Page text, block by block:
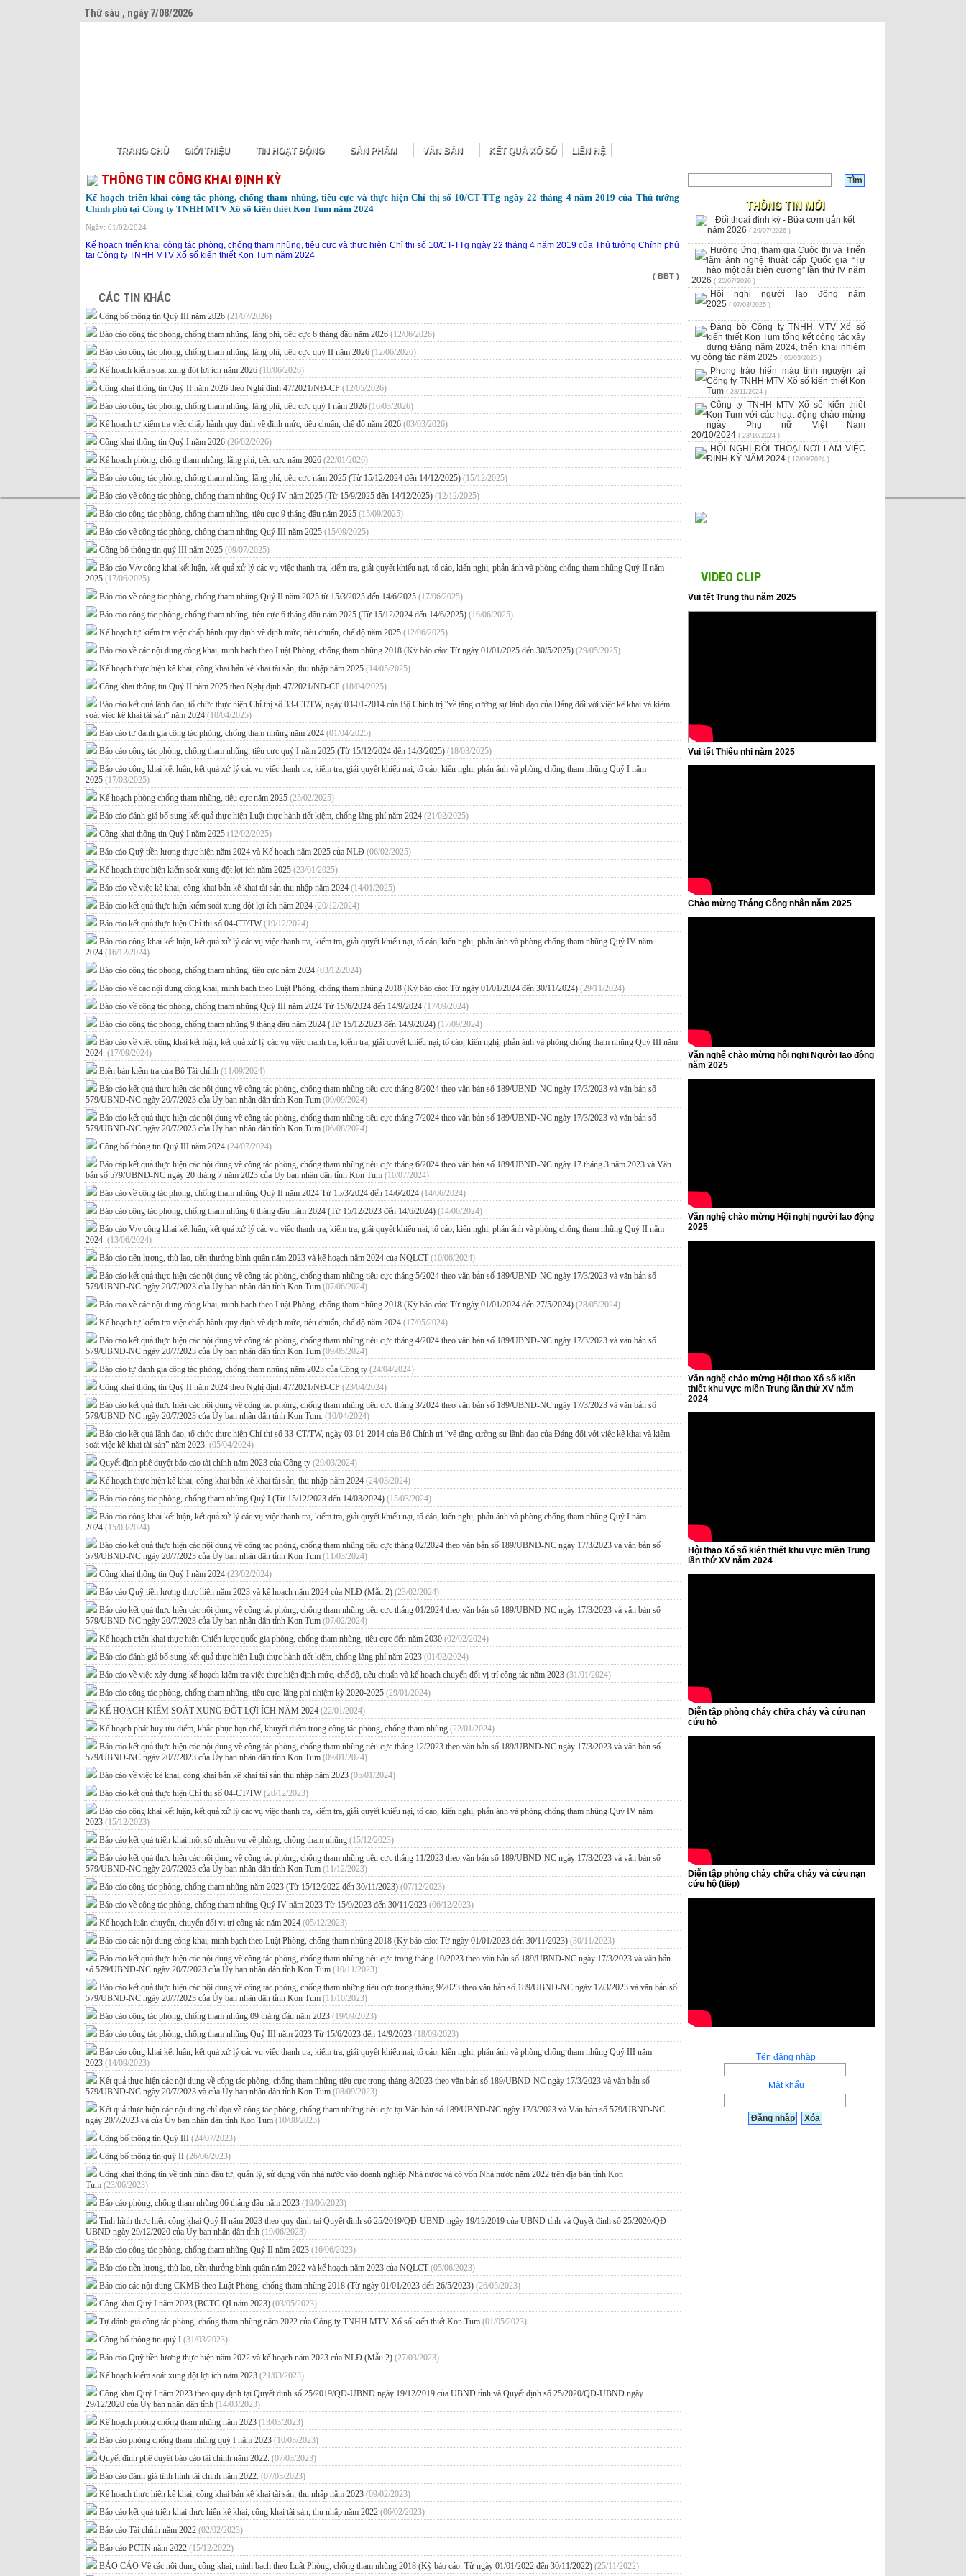
Thứ sáu , ngày 7/08/2026
TRANG CHỦ GIỚI THIỆU TIN HOẠT ĐỘNG SẢN PHẨM VĂN BẢN KẾT QUẢ XỔ SỐ LIÊN HỆ
THÔNG TIN MỚI
Đối thoại định kỳ - Bữa cơm gắn kết
năm 2026 ( 29/07/2026 )
Hưởng ứng, tham gia Cuộc thi và Triển
lãm ảnh nghệ thuật cấp Quốc gia “Tự
hào một dải biên cương” lần thứ IV năm
2026 ( 20/07/2026 )
Hội nghị người lao động năm
2025 ( 07/03/2025 )
Đảng bộ Công ty TNHH MTV Xổ số
kiến thiết Kon Tum tổng kết công tác xây
dựng Đảng năm 2024, triển khai nhiệm
vụ công tác năm 2025 ( 05/03/2025 )
Phong trào hiến máu tình nguyện tại
Công ty TNHH MTV Xổ số kiến thiết Kon
Tum ( 28/11/2024 )
Công ty TNHH MTV Xổ số kiến thiết
Kon Tum với các hoạt động chào mừng
ngày Phụ nữ Việt Nam
20/10/2024 ( 23/10/2024 )
HỘI NGHỊ ĐỐI THOẠI NƠI LÀM VIỆC
ĐỊNH KỲ NĂM 2024 ( 12/09/2024 )
VIDEO CLIP
Vui tết Trung thu năm 2025
Vui tết Thiếu nhi năm 2025
Chào mừng Tháng Công nhân năm 2025
Văn nghệ chào mừng hội nghị Người lao động
năm 2025
Văn nghệ chào mừng Hội nghị người lao động
2025
Văn nghệ chào mừng Hội thao Xổ số kiến
thiết khu vực miền Trung lần thứ XV năm
2024
Hội thao Xổ số kiến thiết khu vực miền Trung
lần thứ XV năm 2024
Diễn tập phòng cháy chữa cháy và cứu nạn
cứu hộ
Diễn tập phòng cháy chữa cháy và cứu nạn
cứu hộ (tiếp)
Tên đăng nhập
Mật khẩu
THÔNG TIN CÔNG KHAI ĐỊNH KỲ
Kế hoạch triển khai công tác phòng, chống tham nhũng, tiêu cực và thực hiện Chỉ thị số 10/CT-TTg ngày 22 tháng 4 năm 2019 của Thủ tướng
Chính phủ tại Công ty TNHH MTV Xổ số kiến thiết Kon Tum năm 2024
Ngày: 01/02/2024
Kế hoạch triển khai công tác phòng, chống tham nhũng, tiêu cực và thực hiện Chỉ thị số 10/CT-TTg ngày 22 tháng 4 năm 2019 của Thủ tướng Chính phủ
tại Công ty TNHH MTV Xổ số kiến thiết Kon Tum năm 2024
( BBT )
CÁC TIN KHÁC
Công bố thông tin Quý III năm 2026 (21/07/2026)
Báo cáo công tác phòng, chống tham nhũng, lãng phí, tiêu cực 6 tháng đầu năm 2026 (12/06/2026)
Báo cáo công tác phòng, chống tham nhũng, lãng phí, tiêu cực quý II năm 2026 (12/06/2026)
Kế hoạch kiểm soát xung đột lợi ích năm 2026 (10/06/2026)
Công khai thông tin Quý II năm 2026 theo Nghị định 47/2021/NĐ-CP (12/05/2026)
Báo cáo công tác phòng, chống tham nhũng, lãng phí, tiêu cực quý I năm 2026 (16/03/2026)
Kế hoạch tự kiểm tra việc chấp hành quy định về định mức, tiêu chuẩn, chế độ năm 2026 (03/03/2026)
Công khai thông tin Quý I năm 2026 (26/02/2026)
Kế hoạch phòng, chống tham nhũng, lãng phí, tiêu cực năm 2026 (22/01/2026)
Báo cáo công tác phòng, chống tham nhũng, lãng phí, tiêu cực năm 2025 (Từ 15/12/2024 đến 14/12/2025) (15/12/2025)
Báo cáo về công tác phòng, chống tham nhũng Quý IV năm 2025 (Từ 15/9/2025 đến 14/12/2025) (12/12/2025)
Báo cáo công tác phòng, chống tham nhũng, tiêu cực 9 tháng đầu năm 2025 (15/09/2025)
Báo cáo về công tác phòng, chống tham nhũng Quý III năm 2025 (15/09/2025)
Công bố thông tin quý III năm 2025 (09/07/2025)
Báo cáo V/v công khai kết luận, kết quả xử lý các vụ việc thanh tra, kiểm tra, giải quyết khiếu nại, tố cáo, kiến nghị, phản ánh và phòng chống tham nhũng Quý II năm
2025 (17/06/2025)
Báo cáo về công tác phòng, chống tham nhũng Quý II năm 2025 từ 15/3/2025 đến 14/6/2025 (17/06/2025)
Báo cáo công tác phòng, chống tham nhũng, tiêu cực 6 tháng đầu năm 2025 (Từ 15/12/2024 đến 14/6/2025) (16/06/2025)
Kế hoạch tự kiểm tra việc chấp hành quy định về định mức, tiêu chuẩn, chế độ năm 2025 (12/06/2025)
Báo cáo về các nội dung công khai, minh bạch theo Luật Phòng, chống tham nhũng 2018 (Kỳ báo cáo: Từ ngày 01/01/2025 đến 30/5/2025) (29/05/2025)
Kế hoạch thực hiện kê khai, công khai bản kê khai tài sản, thu nhập năm 2025 (14/05/2025)
Công khai thông tin Quý II năm 2025 theo Nghị định 47/2021/NĐ-CP (18/04/2025)
Báo cáo kết quả lãnh đạo, tổ chức thực hiện Chỉ thị số 33-CT/TW, ngày 03-01-2014 của Bộ Chính trị “về tăng cường sự lãnh đạo của Đảng đối với việc kê khai và kiểm
soát việc kê khai tài sản” năm 2024 (10/04/2025)
Báo cáo tự đánh giá công tác phòng, chống tham nhũng năm 2024 (01/04/2025)
Báo cáo công tác phòng, chống tham nhũng, tiêu cực quý I năm 2025 (Từ 15/12/2024 đến 14/3/2025) (18/03/2025)
Báo cáo công khai kết luận, kết quả xử lý các vụ việc thanh tra, kiểm tra, giải quyết khiếu nại, tố cáo, kiến nghị, phản ánh và phòng chống tham nhũng Quý I năm
2025 (17/03/2025)
Kế hoạch phòng chống tham nhũng, tiêu cực năm 2025 (25/02/2025)
Báo cáo đánh giá bổ sung kết quả thực hiện Luật thực hành tiết kiệm, chống lãng phí năm 2024 (21/02/2025)
Công khai thông tin Quý I năm 2025 (12/02/2025)
Báo cáo Quỹ tiền lương thực hiện năm 2024 và Kế hoạch năm 2025 của NLĐ (06/02/2025)
Kế hoạch thực hiện kiểm soát xung đột lợi ích năm 2025 (23/01/2025)
Báo cáo về việc kê khai, công khai bản kê khai tài sản thu nhập năm 2024 (14/01/2025)
Báo cáo kết quả thực hiện kiểm soát xung đột lợi ích năm 2024 (20/12/2024)
Báo cáo kết quả thực hiện Chỉ thị số 04-CT/TW (19/12/2024)
Báo cáo công khai kết luận, kết quả xử lý các vụ việc thanh tra, kiểm tra, giải quyết khiếu nại, tố cáo, kiến nghị, phản ánh và phòng chống tham nhũng Quý IV năm
2024 (16/12/2024)
Báo cáo công tác phòng, chống tham nhũng, tiêu cực năm 2024 (03/12/2024)
Báo cáo về các nội dung công khai, minh bạch theo Luật Phòng, chống tham nhũng 2018 (Kỳ báo cáo: Từ ngày 01/01/2024 đến 30/11/2024) (29/11/2024)
Báo cáo về công tác phòng, chống tham nhũng Quý III năm 2024 Từ 15/6/2024 đến 14/9/2024 (17/09/2024)
Báo cáo công tác phòng, chống tham nhũng 9 tháng đầu năm 2024 (Từ 15/12/2023 đến 14/9/2024) (17/09/2024)
Báo cáo về việc công khai kết luận, kết quả xử lý các vụ việc thanh tra, kiểm tra, giải quyết khiếu nại, tố cáo, kiến nghị, phản ánh và phòng chống tham nhũng Quý III năm
2024. (17/09/2024)
Biên bản kiểm tra của Bộ Tài chính (11/09/2024)
Báo cáo kết quả thực hiện các nội dung về công tác phòng, chống tham nhũng tiêu cực tháng 8/2024 theo văn bản số 189/UBND-NC ngày 17/3/2023 và văn bản số
579/UBND-NC ngày 20/7/2023 của Ủy ban nhân dân tỉnh Kon Tum (09/09/2024)
Báo cáo kết quả thực hiện các nội dung về công tác phòng, chống tham nhũng tiêu cực tháng 7/2024 theo văn bản số 189/UBND-NC ngày 17/3/2023 và văn bản số
579/UBND-NC ngày 20/7/2023 của Ủy ban nhân dân tỉnh Kon Tum (06/08/2024)
Công bố thông tin Quý III năm 2024 (24/07/2024)
Báo cáp kết quả thực hiện các nội dung về công tác phòng, chống tham nhũng tiêu cực tháng 6/2024 theo văn bản số 189/UBND-NC ngày 17 tháng 3 năm 2023 và Văn
bản số 579/UBND-NC ngày 20 tháng 7 năm 2023 của Ủy ban nhân dân tỉnh Kon Tum (10/07/2024)
Báo cáo về công tác phòng, chống tham nhũng Quý II năm 2024 Từ 15/3/2024 đến 14/6/2024 (14/06/2024)
Báo cáo công tác phòng, chống tham nhũng 6 tháng đầu năm 2024 (Từ 15/12/2023 đến 14/6/2024) (14/06/2024)
Báo cáo V/v công khai kết luận, kết quả xử lý các vụ việc thanh tra, kiểm tra, giải quyết khiếu nại, tố cáo, kiến nghị, phản ánh và phòng chống tham nhũng Quý II năm
2024. (13/06/2024)
Báo cáo tiền lương, thù lao, tiền thưởng bình quân năm 2023 và kế hoạch năm 2024 của NQLCT(10/06/2024)
Báo cáo kết quả thực hiện các nội dung về công tác phòng, chống tham nhũng tiêu cực tháng 5/2024 theo văn bản số 189/UBND-NC ngày 17/3/2023 và văn bản số
579/UBND-NC ngày 20/7/2023 của Ủy ban nhân dân tỉnh Kon Tum (07/06/2024)
Báo cáo về các nội dung công khai, minh bạch theo Luật Phòng, chống tham nhũng 2018 (Kỳ báo cáo: Từ ngày 01/01/2024 đến 27/5/2024) (28/05/2024)
Kế hoạch tự kiểm tra việc chấp hành quy định về định mức, tiêu chuẩn, chế độ năm 2024 (17/05/2024)
Báo cáo kết quả thực hiện các nội dung về công tác phòng, chống tham nhũng tiêu cực tháng 4/2024 theo văn bản số 189/UBND-NC ngày 17/3/2023 và văn bản số
579/UBND-NC ngày 20/7/2023 của Ủy ban nhân dân tỉnh Kon Tum (09/05/2024)
Báo cáo tự đánh giá công tác phòng, chống tham nhũng năm 2023 của Công ty (24/04/2024)
Công khai thông tin Quý II năm 2024 theo Nghị định 47/2021/NĐ-CP (23/04/2024)
Báo cáo kết quả thực hiện các nội dung về công tác phòng, chống tham nhũng tiêu cực tháng 3/2024 theo văn bản số 189/UBND-NC ngày 17/3/2023 và văn bản số
579/UBND-NC ngày 20/7/2023 của Ủy ban nhân dân tỉnh Kon Tum. (10/04/2024)
Báo cáo kết quả lãnh đạo, tổ chức thực hiện Chỉ thị số 33-CT/TW, ngày 03-01-2014 của Bộ Chính trị “về tăng cường sự lãnh đạo của Đảng đối với việc kê khai và kiểm
soát việc kê khai tài sản” năm 2023. (05/04/2024)
Quyết định phê duyệt báo cáo tài chính năm 2023 của Công ty (29/03/2024)
Kế hoạch thực hiện kê khai, công khai bản kê khai tài sản, thu nhập năm 2024 (24/03/2024)
Báo cáo công tác phòng, chống tham nhũng Quý I (Từ 15/12/2023 đến 14/03/2024) (15/03/2024)
Báo cáo công khai kết luận, kết quả xử lý các vụ việc thanh tra, kiểm tra, giải quyết khiếu nại, tố cáo, kiến nghị, phản ánh và phòng chống tham nhũng Quý I năm
2024 (15/03/2024)
Báo cáo kết quả thực hiện các nội dung về công tác phòng, chống tham nhũng tiêu cực tháng 02/2024 theo văn bản số 189/UBND-NC ngày 17/3/2023 và văn bản số
579/UBND-NC ngày 20/7/2023 của Ủy ban nhân dân tỉnh Kon Tum (11/03/2024)
Công khai thông tin Quý I năm 2024 (23/02/2024)
Báo cáo Quỹ tiền lương thực hiện năm 2023 và kế hoạch năm 2024 của NLĐ (Mẫu 2) (23/02/2024)
Báo cáo kết quả thực hiện các nội dung về công tác phòng, chống tham nhũng tiêu cực tháng 01/2024 theo văn bản số 189/UBND-NC ngày 17/3/2023 và văn bản số
579/UBND-NC ngày 20/7/2023 của Ủy ban nhân dân tỉnh Kon Tum (07/02/2024)
Kế hoạch triển khai thực hiện Chiến lược quốc gia phòng, chống tham nhũng, tiêu cực đến năm 2030 (02/02/2024)
Báo cáo đánh giá bổ sung kết quả thực hiện Luật thực hành tiết kiệm, chống lãng phí năm 2023 (01/02/2024)
Báo cáo về việc xây dựng kế hoạch kiểm tra việc thực hiện định mức, chế độ, tiêu chuẩn và kế hoạch chuyển đổi vị trí công tác năm 2023 (31/01/2024)
Báo cáo công tác phòng, chống tham nhũng, tiêu cực, lãng phí nhiệm kỳ 2020-2025 (29/01/2024)
KẾ HOẠCH KIỂM SOÁT XUNG ĐỘT LỢI ÍCH NĂM 2024 (22/01/2024)
Kế hoạch phát huy ưu điểm, khắc phục hạn chế, khuyết điểm trong công tác phòng, chống tham nhũng (22/01/2024)
Báo cáo kết quả thực hiện các nội dung về công tác phòng, chống tham nhũng tiêu cực tháng 12/2023 theo văn bản số 189/UBND-NC ngày 17/3/2023 và văn bản số
579/UBND-NC ngày 20/7/2023 của Ủy ban nhân dân tỉnh Kon Tum (09/01/2024)
Báo cáo về việc kê khai, công khai bản kê khai tài sản thu nhập năm 2023 (05/01/2024)
Báo cáo kết quả thực hiện Chỉ thị số 04-CT/TW (20/12/2023)
Báo cáo công khai kết luận, kết quả xử lý các vụ việc thanh tra, kiểm tra, giải quyết khiếu nại, tố cáo, kiến nghị, phản ánh và phòng chống tham nhũng Quý IV năm
2023 (15/12/2023)
Báo cáo kết quả triển khai một số nhiệm vụ về phòng, chống tham nhũng (15/12/2023)
Báo cáo kết quả thực hiện các nội dung về công tác phòng, chống tham nhũng tiêu cực tháng 11/2023 theo văn bản số 189/UBND-NC ngày 17/3/2023 và văn bản số
579/UBND-NC ngày 20/7/2023 của Ủy ban nhân dân tỉnh Kon Tum (11/12/2023)
Báo cáo công tác phòng, chống tham nhũng năm 2023 (Từ 15/12/2022 đến 30/11/2023) (07/12/2023)
Báo cáo về công tác phòng, chống tham nhũng Quý IV năm 2023 Từ 15/9/2023 đến 30/11/2023 (06/12/2023)
Kế hoạch luân chuyển, chuyển đổi vị trí công tác năm 2024 (05/12/2023)
Báo cáo các nội dung công khai, minh bạch theo Luật Phòng, chống tham nhũng 2018 (Kỳ báo cáo: Từ ngày 01/01/2023 đến 30/11/2023) (30/11/2023)
Báo cáo kết quả thực hiện các nội dung về công tác phòng, chống tham nhũng tiêu cực trong tháng 10/2023 theo văn bản số 189/UBND-NC ngày 17/3/2023 và văn bản
số 579/UBND-NC ngày 20/7/2023 của Ủy ban nhân dân tỉnh Kon Tum (10/11/2023)
Báo cáo kết quả thực hiện các nội dung về công tác phòng, chống tham những tiêu cực trong tháng 9/2023 theo văn bản số 189/UBND-NC ngày 17/3/2023 và văn bản số
579/UBND-NC ngày 20/7/2023 của Ủy ban nhân dân tỉnh Kon Tum (11/10/2023)
Báo cáo công tác phòng, chống tham nhũng 09 tháng đầu năm 2023 (19/09/2023)
Báo cáo công tác phòng, chống tham nhũng Quý III năm 2023 Từ 15/6/2023 đến 14/9/2023 (18/09/2023)
Báo cáo công khai kết luận, kết quả xử lý các vụ việc thanh tra, kiểm tra, giải quyết khiếu nại, tố cáo, kiến nghị, phản ánh và phòng chống tham nhũng Quý III năm
2023 (14/09/2023)
Kết quả thực hiện các nội dung về công tác phòng, chống tham những tiêu cực trong tháng 8/2023 theo văn bản số 189/UBND-NC ngày 17/3/2023 và văn bản số
579/UBND-NC ngày 20/7/2023 và của Ủy ban nhân dân tỉnh Kon Tum (08/09/2023)
Kết quả thực hiện các nội dung chỉ đạo về công tác phòng, chống tham những tiêu cực tại Văn bản số 189/UBND-NC ngày 17/3/2023 và Văn bản số 579/UBND-NC
ngày 20/7/2023 và của Ủy ban nhân dân tỉnh Kon Tum (10/08/2023)
Công bố thông tin Quý III (24/07/2023)
Công bố thông tin quý II (26/06/2023)
Công khai thông tin về tình hình đầu tư, quản lý, sử dụng vốn nhà nước vào doanh nghiệp Nhà nước và có vốn Nhà nước năm 2022 trên địa bàn tỉnh Kon
Tum (23/06/2023)
Báo cáo phòng, chống tham nhũng 06 tháng đầu năm 2023 (19/06/2023)
Tình hình thực hiện công khai Quý II năm 2023 theo quy định tại Quyết định số 25/2019/QĐ-UBND ngày 19/12/2019 của UBND tỉnh và Quyết định số 25/2020/QĐ-
UBND ngày 29/12/2020 của Ủy ban nhân dân tỉnh (19/06/2023)
Báo cáo công tác phòng, chống tham nhũng Quý II năm 2023 (16/06/2023)
Báo cáo tiền lương, thù lao, tiền thưởng bình quân năm 2022 và kế hoạch năm 2023 của NQLCT(05/06/2023)
Báo cáo các nội dung CKMB theo Luật Phòng, chống tham nhũng 2018 (Từ ngày 01/01/2023 đến 26/5/2023) (26/05/2023)
Công khai Quý I năm 2023 (BCTC QI năm 2023) (03/05/2023)
Tự đánh giá công tác phòng, chống tham nhũng năm 2022 của Công ty TNHH MTV Xổ số kiến thiết Kon Tum (01/05/2023)
Công bố thông tin quý I (31/03/2023)
Báo cáo Quỹ tiền lương thực hiện năm 2022 và kế hoạch năm 2023 của NLĐ (Mẫu 2) (27/03/2023)
Kế hoạch kiểm soát xung đột lợi ích năm 2023 (21/03/2023)
Công khai Quý I năm 2023 theo quy định tại Quyết định số 25/2019/QĐ-UBND ngày 19/12/2019 của UBND tỉnh và Quyết định số 25/2020/QĐ-UBND ngày
29/12/2020 của Ủy ban nhân dân tỉnh (14/03/2023)
Kế hoạch phòng chống tham nhũng năm 2023 (13/03/2023)
Báo cáo phòng chống tham nhũng quý I năm 2023 (10/03/2023)
Quyết định phê duyệt báo cáo tài chính năm 2022. (07/03/2023)
Báo cáo đánh giá tình hình tài chính năm 2022. (07/03/2023)
Kế hoạch thực hiện kê khai, công khai bản kê khai tài sản, thu nhập năm 2023 (09/02/2023)
Báo cáo kết quả triển khai thực hiện kê khai, công khai tài sản, thu nhập năm 2022 (06/02/2023)
Báo cáo Tài chính năm 2022 (02/02/2023)
Báo cáo PCTN năm 2022 (15/12/2022)
BÁO CÁO Về các nội dung công khai, minh bạch theo Luật Phòng, chống tham nhũng 2018 (Kỳ báo cáo: Từ ngày 01/01/2022 đến 30/11/2022) (25/11/2022)